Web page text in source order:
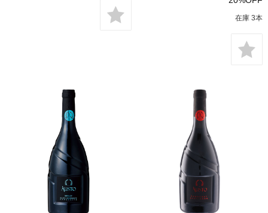
在庫 3本